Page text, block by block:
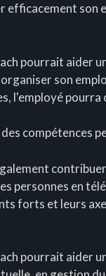
efficacement son
pourrait aider
son
l'employé
compétences
personnes en
forts et leurs
pourrait aider